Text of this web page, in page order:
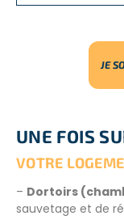
Les volontaires
dangereux, seul
présenter les lieux,
Il y a un
l’équipe locale
du volontaire.
JE
UNE FOIS
VOTRE
– Dortoirs
sauvetage et de